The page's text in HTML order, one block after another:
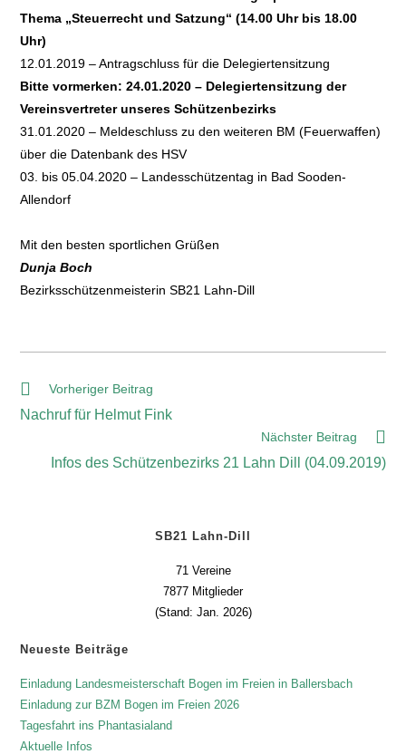
Thema „Steuerrecht und Satzung“ (14.00 Uhr bis 18.00
Uhr)
12.01.2019 – Antragschluss für die Delegiertensitzung
Bitte vormerken: 24.01.2020 – Delegiertensitzung der
Vereinsvertreter unseres Schützenbezirks
31.01.2020 – Meldeschluss zu den weiteren BM (Feuerwaffen)
über die Datenbank des HSV
03. bis 05.04.2020 – Landesschützentag in Bad Sooden-
Allendorf
Mit den besten sportlichen Grüßen
Dunja Boch
Bezirksschützenmeisterin SB21 Lahn-Dill
Vorheriger Beitrag
Nachruf für Helmut Fink
Nächster Beitrag
Infos des Schützenbezirks 21 Lahn Dill (04.09.2019)
SB21 Lahn-Dill
71 Vereine
7877 Mitglieder
(Stand: Jan. 2026)
Neueste Beiträge
Einladung Landesmeisterschaft Bogen im Freien in Ballersbach
Einladung zur BZM Bogen im Freien 2026
Tagesfahrt ins Phantasialand
Aktuelle Infos